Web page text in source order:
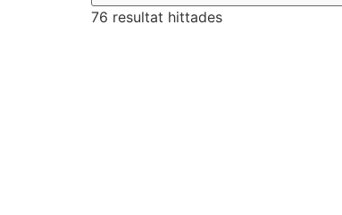
76 resultat hittades